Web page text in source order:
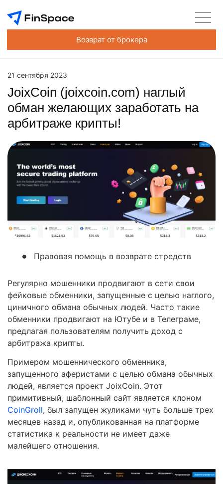
Возврат от брокера
21 сентября 2023
JoixCoin (joixcoin.com) наглый
обман желающих заработать на
арбитраже крипты!
Правовая помощь в возврате стредств
Регулярно мошенники продвигают в сети свои
фейковые обменники, запущенные с целью наглого,
циничного обмана обычных людей. Часто такие
обменники продвигают на Ютубе и в Телеграме,
предлагая пользователям получить доход с
арбитража крипты.
Примером мошеннического обменника,
запущенного аферистами с целью обмана обычных
людей, является проект JoixCoin. Этот
примитивный, шаблонный сайт является клоном
CoinGroll, был запущен жуликами чуть больше трех
месяцев назад и, опубликованная на платформе
статистика к реальности не имеет даже
малейшего отношения.